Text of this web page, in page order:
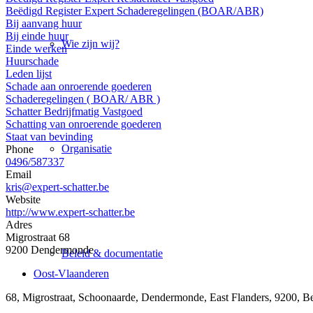
Wie zijn wij?
Organisatie
Beleid & documentatie
Beëdigd Register Expert Schaderegelingen (BOAR/ABR)
Bij aanvang huur
Bij einde huur
Einde werken
Huurschade
Leden lijst
Schade aan onroerende goederen
Schaderegelingen ( BOAR/ ABR )
Schatter Bedrijfmatig Vastgoed
Schatting van onroerende goederen
Staat van bevinding
Phone
0496/587337
Email
kris@expert-schatter.be
Website
http://www.expert-schatter.be
Adres
Migrostraat 68
9200 Dendermonde
Oost-Vlaanderen
68, Migrostraat, Schoonaarde, Dendermonde, East Flanders, 9200,